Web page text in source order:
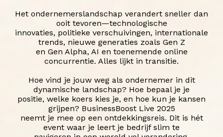
Het ondernemerslandschap verandert sneller dan
ooit tevoren—technologische
innovaties, politieke verschuivingen, internationale
trends, nieuwe generaties zoals Gen Z
en Gen Alpha, AI en toenemende online
concurrentie. Alles lijkt in transitie.
Hoe vind je jouw weg als ondernemer in dit
dynamische landschap? Hoe bepaal je je
positie, welke koers kies je, en hoe kun je kansen
grijpen? BusinessBoost Live 2025
neemt je mee op een ontdekkingsreis. Dit is hét
event waar je leert je bedrijf slim te